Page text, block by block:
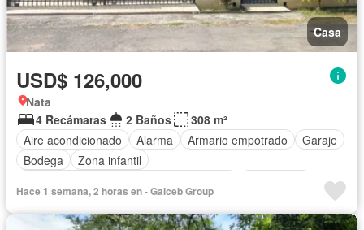
Casa
USD$ 126,000
Nata
4 Recámaras
2 Baños
308 m²
Aire acondicionado
Alarma Armario empotrado
Garaje
Bodega
Zona infantil
Cocina equipada
Jardín Cocina integral
Vista panorámica
Seguridad Agua Patio
Hace 1 semana, 2 horas en - Galceb Group